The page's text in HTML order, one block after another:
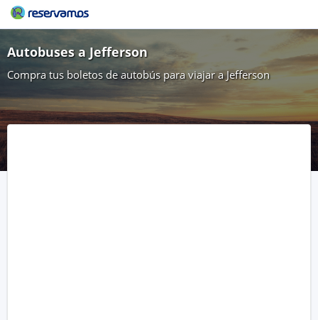
Autobuses a Jefferson
Compra tus boletos de autobús para viajar a Jefferson